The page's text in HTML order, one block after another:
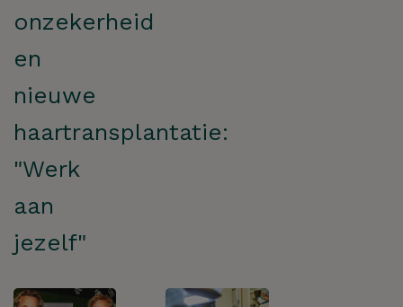
onzekerheid
en
nieuwe
haartransplantatie:
"Werk
aan
jezelf"